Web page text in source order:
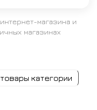
магазина и
магазинах
категории